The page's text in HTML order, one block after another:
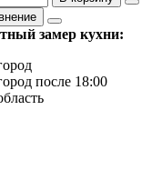
замер кухни:
после 18:00